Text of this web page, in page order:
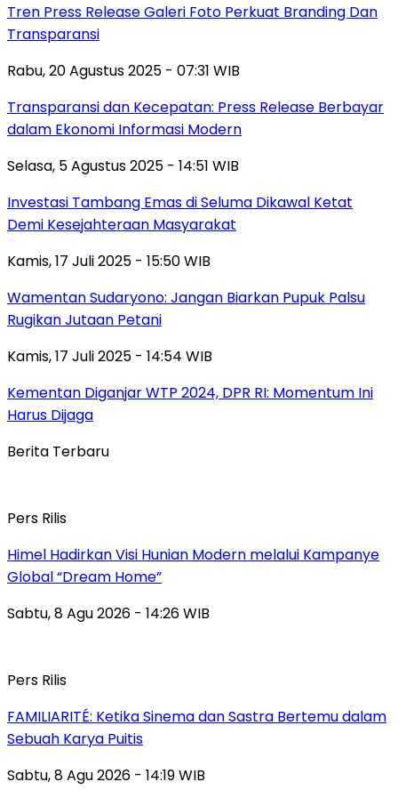
Tren Press Release Galeri Foto Perkuat Branding Dan
Transparansi
Rabu, 20 Agustus 2025 - 07:31 WIB
Transparansi dan Kecepatan: Press Release Berbayar
dalam Ekonomi Informasi Modern
Selasa, 5 Agustus 2025 - 14:51 WIB
Investasi Tambang Emas di Seluma Dikawal Ketat
Demi Kesejahteraan Masyarakat
Kamis, 17 Juli 2025 - 15:50 WIB
Wamentan Sudaryono: Jangan Biarkan Pupuk Palsu
Rugikan Jutaan Petani
Kamis, 17 Juli 2025 - 14:54 WIB
Kementan Diganjar WTP 2024, DPR RI: Momentum Ini
Harus Dijaga
Berita Terbaru
Pers Rilis
Himel Hadirkan Visi Hunian Modern melalui Kampanye
Global “Dream Home”
Sabtu, 8 Agu 2026 - 14:26 WIB
Pers Rilis
FAMILIARITÉ: Ketika Sinema dan Sastra Bertemu dalam
Sebuah Karya Puitis
Sabtu, 8 Agu 2026 - 14:19 WIB